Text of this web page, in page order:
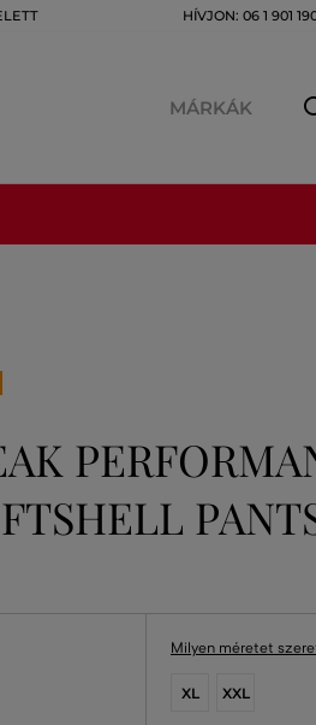
HÍVJON: 06 1 901
MÁRKÁK
Milyen méretet
XL XXL